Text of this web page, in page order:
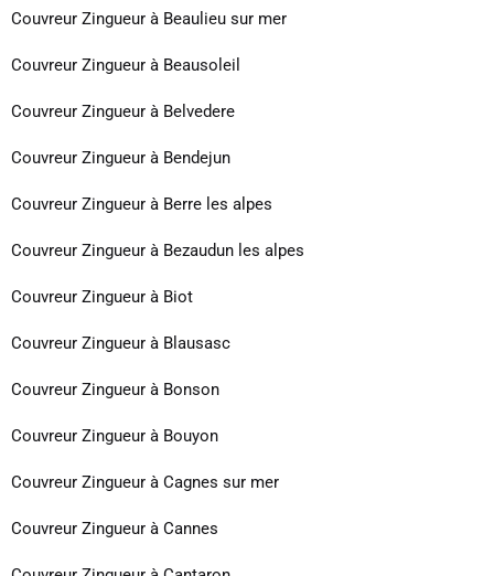
Couvreur Zingueur à Beaulieu sur mer
Couvreur Zingueur à Beausoleil
Couvreur Zingueur à Belvedere
Couvreur Zingueur à Bendejun
Couvreur Zingueur à Berre les alpes
Couvreur Zingueur à Bezaudun les alpes
Couvreur Zingueur à Biot
Couvreur Zingueur à Blausasc
Couvreur Zingueur à Bonson
Couvreur Zingueur à Bouyon
Couvreur Zingueur à Cagnes sur mer
Couvreur Zingueur à Cannes